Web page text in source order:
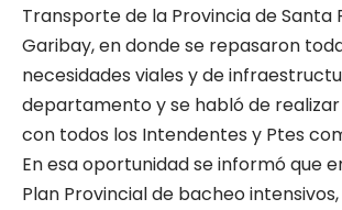
Transporte de la Provincia de Santa
Garibay, en donde se repasaron
necesidades viales y de
departamento y se habló de
con todos los Intendentes y Ptes
En esa oportunidad se informó que
Plan Provincial de bacheo